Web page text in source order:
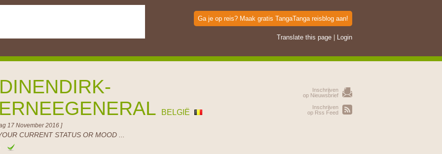
Ga je op reis? Maak gratis TangaTanga reisblog aan!
Translate this page Login
BELGIË
17 November 2016 ]
CURRENT STATUS OR MOOD ...
Inschrijven
op Nieuwsbrief
Inschrijven
op Rss Feed